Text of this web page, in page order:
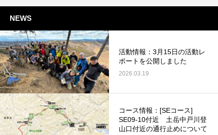
NEWS
活動情報：3月15日の活動レ
ポートを公開しました
2026.03.19
コース情報：[SEコース]
SE09-10付近 土岳中戸川登
山口付近の通行止めについて